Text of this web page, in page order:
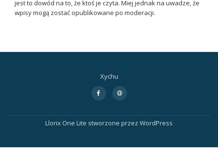
jest to dowód na to, że ktoś je czyta. Miej jednak na uwadze, że
wpisy mogą zostać opublikowane po moderacji.
Xychu
menu
fa-
facebook-
fa-
at
Llorix One Lite stworzone przez WordPress